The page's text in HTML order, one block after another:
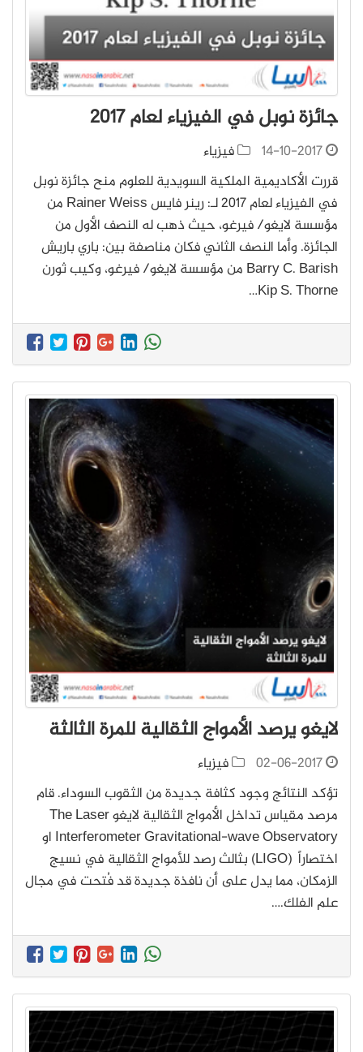
جائزة نوبل في الفيزياء لعام 2017
14-10-2017
فيزياء
قررت الأكاديمية الملكية السويدية للعلوم منح جائزة نوبل
في الفيزياء لعام 2017 لـ: رينر فايس Rainer Weiss من
مؤسسة لايغو/ فيرغو، حيث ذهب له النصف الأول من
الجائزة. وأما النصف الثاني فكان مناصفة بين: باري باريش
Barry C. Barish من مؤسسة لايغو/ فيرغو، وكيب ثورن
Kip S. Thorne…
لايغو يرصد الأمواج الثقالية للمرة الثالثة
02-06-2017
فيزياء
تؤكد النتائج وجود كثافة جديدة من الثقوب السوداء. قام
مرصد مقياس تداخل الأمواج الثقالية لايغو The Laser
Interferometer Gravitational-wave Observatory او
اختصاراً (LIGO) بثالث رصد للأمواج الثقالية في نسيج
الزمكان، مما يدل على أن نافذة جديدة قد فُتحت في مجال
علم الفلك.…